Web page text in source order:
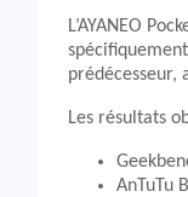
L’AYANEO
prédécesseur,
Les résultats
AnTuTu